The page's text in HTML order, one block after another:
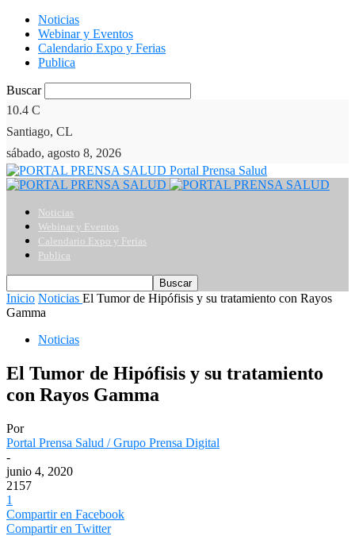
Noticias
Webinar y Eventos
Calendario Expo y Ferias
Publica
Buscar
10.4 C
Santiago, CL
sábado, agosto 8, 2026
Portal Prensa Salud
Noticias
Webinar y Eventos
Calendario Expo y Ferias
Publica
Inicio Noticias El Tumor de Hipófisis y su tratamiento con Rayos
Gamma
Noticias
El Tumor de Hipófisis y su tratamiento
con Rayos Gamma
Por
Portal Prensa Salud / Grupo Prensa Digital
-
junio 4, 2020
2157
1
Compartir en Facebook
Compartir en Twitter